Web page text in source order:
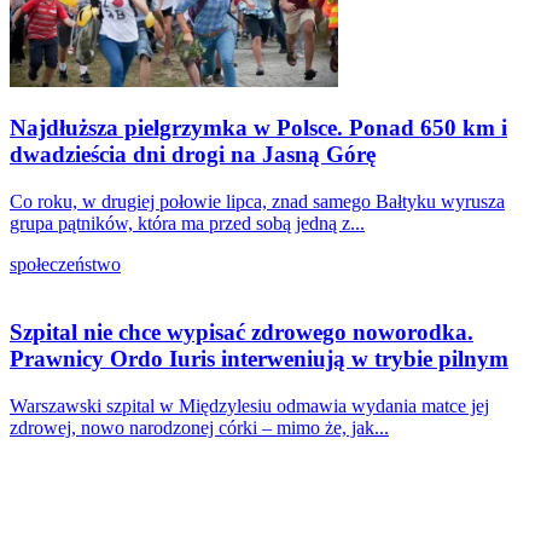
Najdłuższa pielgrzymka w Polsce. Ponad 650 km i
dwadzieścia dni drogi na Jasną Górę
Co roku, w drugiej połowie lipca, znad samego Bałtyku wyrusza
grupa pątników, która ma przed sobą jedną z...
społeczeństwo
Szpital nie chce wypisać zdrowego noworodka.
Prawnicy Ordo Iuris interweniują w trybie pilnym
Warszawski szpital w Międzylesiu odmawia wydania matce jej
zdrowej, nowo narodzonej córki – mimo że, jak...